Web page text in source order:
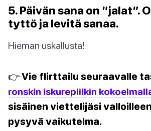
5. Päivän sana on ”jalat”.
tyttö ja levitä sanaa.
Hieman uskallusta!
👉 Vie flirttailu seuraavalle
ronskin iskurepliikin
sisäinen viettelijäsi
pysyvä vaikutelma.